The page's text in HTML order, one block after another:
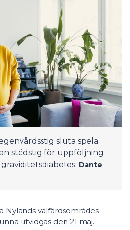
sluta spela
stödstig för uppföljning
Dante
Nylands välfärdsområdes
utvidgas den 21 maj.